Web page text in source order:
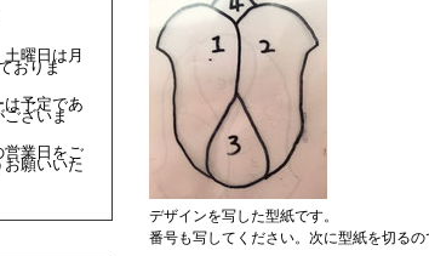
デザインを写した型紙です。
番号も写してください。次に型紙を切る
曜日は月
おりま
予定であ
ざいま
営業日をご
願いいた